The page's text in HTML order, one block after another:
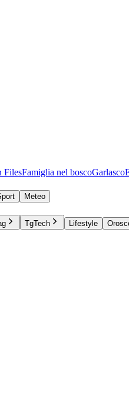
FilesFamiglia nel boscoGarlasco
Meteo
TgTech Lifestyle